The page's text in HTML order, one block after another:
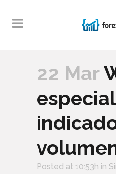
22 Mar
especial
Posted at 10:53h in